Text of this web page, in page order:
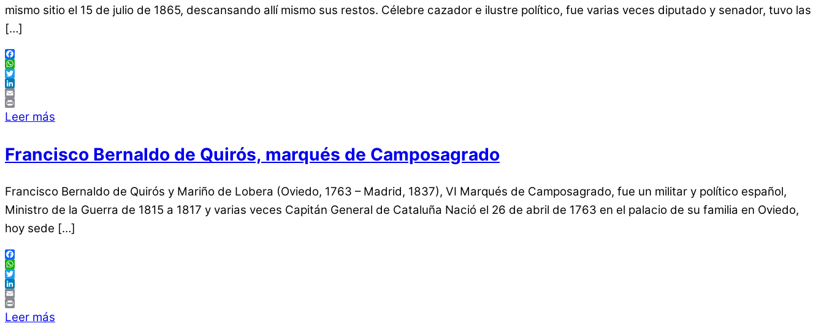
mismo sitio el 15 de julio de 1865, descansando allí mismo sus restos. Célebre cazador e ilustre político, fue varias veces diputado y senador, tuvo las
[…]
Facebook
WhatsApp
Twitter
LinkedIn
Email
Print
Leer más
Francisco Bernaldo de Quirós, marqués de Camposagrado
Francisco Bernaldo de Quirós y Mariño de Lobera (Oviedo, 1763 – Madrid, 1837), VI Marqués de Camposagrado, fue un militar y político español,
Ministro de la Guerra de 1815 a 1817 y varias veces Capitán General de Cataluña Nació el 26 de abril de 1763 en el palacio de su familia en Oviedo,
hoy sede […]
Facebook
WhatsApp
Twitter
LinkedIn
Email
Print
Leer más